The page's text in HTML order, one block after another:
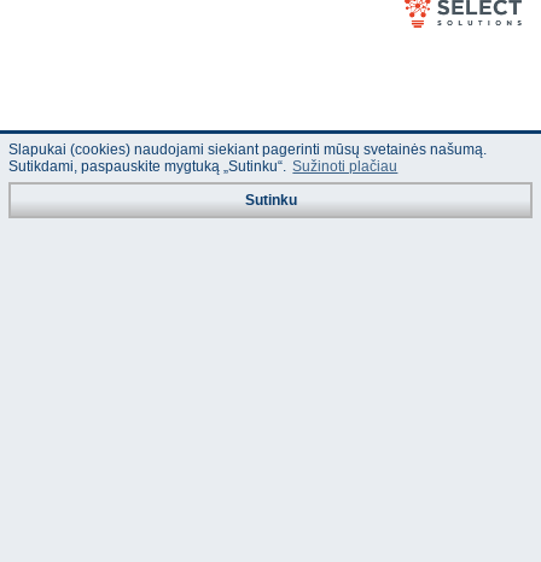
Slapukai (cookies) naudojami siekiant pagerinti mūsų svetainės našumą.
Sutikdami, paspauskite mygtuką „Sutinku“. Sužinoti plačiau
Sutinku